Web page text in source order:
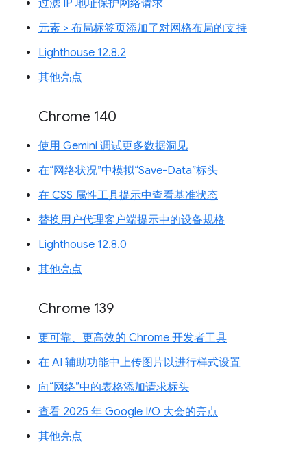
过滤 IP 地址保护网络请求
元素 > 布局标签页添加了对网格布局的支持
Lighthouse 12.8.2
其他亮点
Chrome 140
使用 Gemini 调试更多数据洞见
在“网络状况”中模拟“Save-Data”标头
在 CSS 属性工具提示中查看基准状态
替换用户代理客户端提示中的设备规格
Lighthouse 12.8.0
其他亮点
Chrome 139
更可靠、更高效的 Chrome 开发者工具
在 AI 辅助功能中上传图片以进行样式设置
向“网络”中的表格添加请求标头
查看 2025 年 Google I/O 大会的亮点
其他亮点